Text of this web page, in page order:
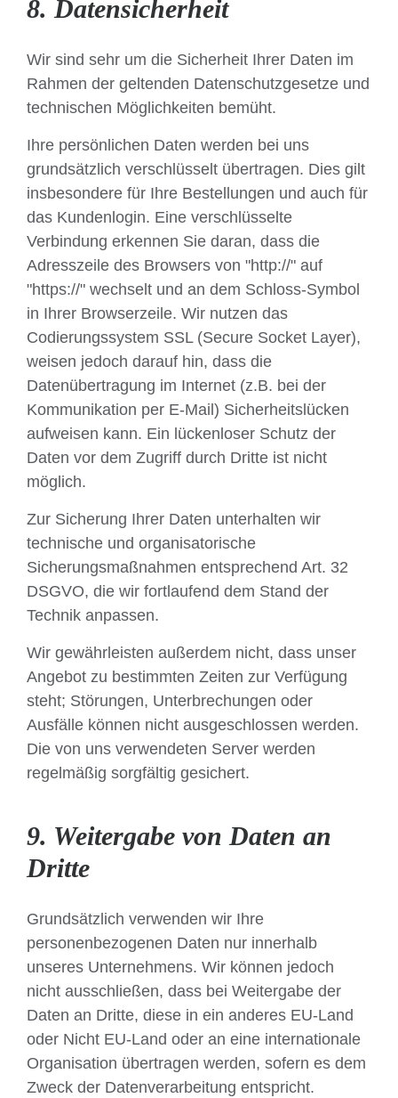
8. Datensicherheit
Wir sind sehr um die Sicherheit Ihrer Daten im
Rahmen der geltenden Datenschutzgesetze und
technischen Möglichkeiten bemüht.
Ihre persönlichen Daten werden bei uns
grundsätzlich verschlüsselt übertragen. Dies gilt
insbesondere für Ihre Bestellungen und auch für
das Kundenlogin. Eine verschlüsselte
Verbindung erkennen Sie daran, dass die
Adresszeile des Browsers von "http://" auf
"https://" wechselt und an dem Schloss-Symbol
in Ihrer Browserzeile. Wir nutzen das
Codierungssystem SSL (Secure Socket Layer),
weisen jedoch darauf hin, dass die
Datenübertragung im Internet (z.B. bei der
Kommunikation per E-Mail) Sicherheitslücken
aufweisen kann. Ein lückenloser Schutz der
Daten vor dem Zugriff durch Dritte ist nicht
möglich.
Zur Sicherung Ihrer Daten unterhalten wir
technische und organisatorische
Sicherungsmaßnahmen entsprechend Art. 32
DSGVO, die wir fortlaufend dem Stand der
Technik anpassen.
Wir gewährleisten außerdem nicht, dass unser
Angebot zu bestimmten Zeiten zur Verfügung
steht; Störungen, Unterbrechungen oder
Ausfälle können nicht ausgeschlossen werden.
Die von uns verwendeten Server werden
regelmäßig sorgfältig gesichert.
9. Weitergabe von Daten an
Dritte
Grundsätzlich verwenden wir Ihre
personenbezogenen Daten nur innerhalb
unseres Unternehmens. Wir können jedoch
nicht ausschließen, dass bei Weitergabe der
Daten an Dritte, diese in ein anderes EU-Land
oder Nicht EU-Land oder an eine internationale
Organisation übertragen werden, sofern es dem
Zweck der Datenverarbeitung entspricht.